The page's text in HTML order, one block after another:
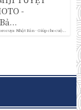
Nhật Bản - Giúp cho cuộ...
-